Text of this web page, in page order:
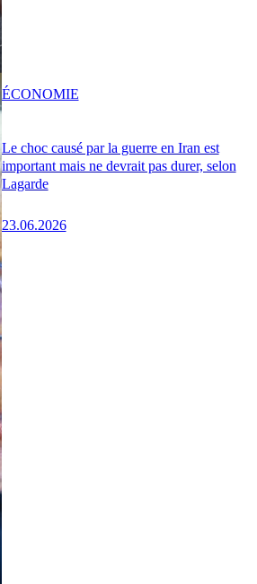
Le choc causé par la guerre en Iran est
important mais ne devrait pas durer, selon
Lagarde
23.06.2026
ÉCONOMIE